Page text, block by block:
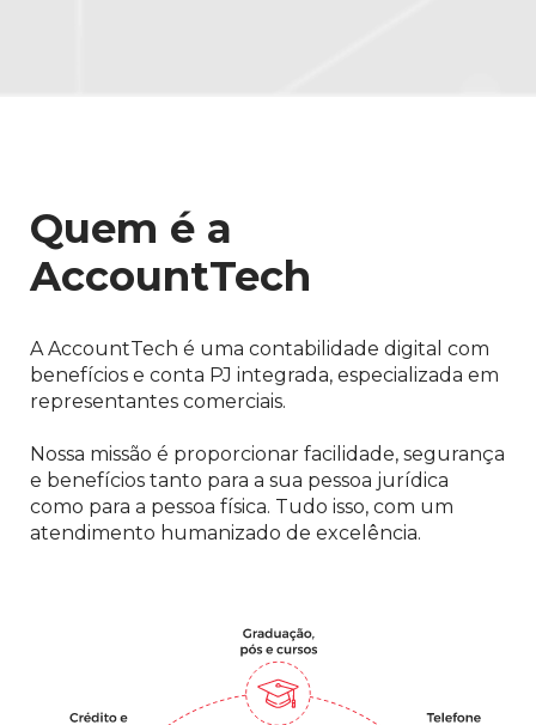
Quem é a
AccountTech
A AccountTech é uma contabilidade digital com
benefícios e conta PJ integrada, especializada em
representantes comerciais.
Nossa missão é proporcionar facilidade, segurança
e benefícios tanto para a sua pessoa jurídica
como para a pessoa física. Tudo isso, com um
atendimento humanizado de excelência.